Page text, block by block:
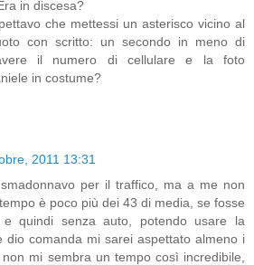
in discesa?
che mettessi un asterisco vicino al
con scritto: un secondo in meno di
il numero di cellulare e la foto
in costume?
2011 13:31
per il traffico, ma a me non
è poco più dei 43 di media, se fosse
quindi senza auto, potendo usare la
dio comanda mi sarei aspettato almeno i
mi sembra un tempo così incredibile,